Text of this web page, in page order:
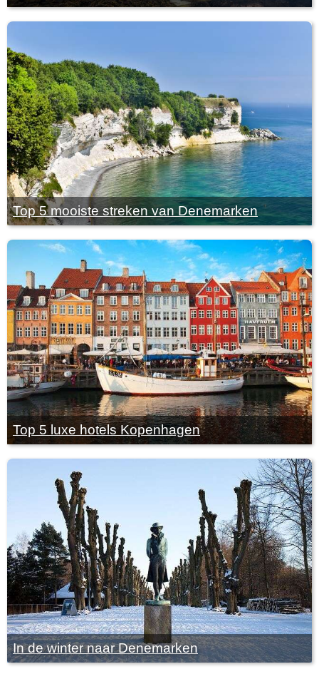
Top 5 mooiste streken van Denemarken
Top 5 luxe hotels Kopenhagen
In de winter naar Denemarken